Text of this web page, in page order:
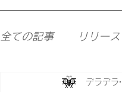
全ての記事 リリース
デラデラ